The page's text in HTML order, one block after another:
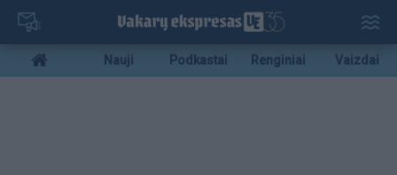
Pereiti
pagrindinį
turinį
Mobile
menu
Nauji Podkastai Renginiai Vaizdai